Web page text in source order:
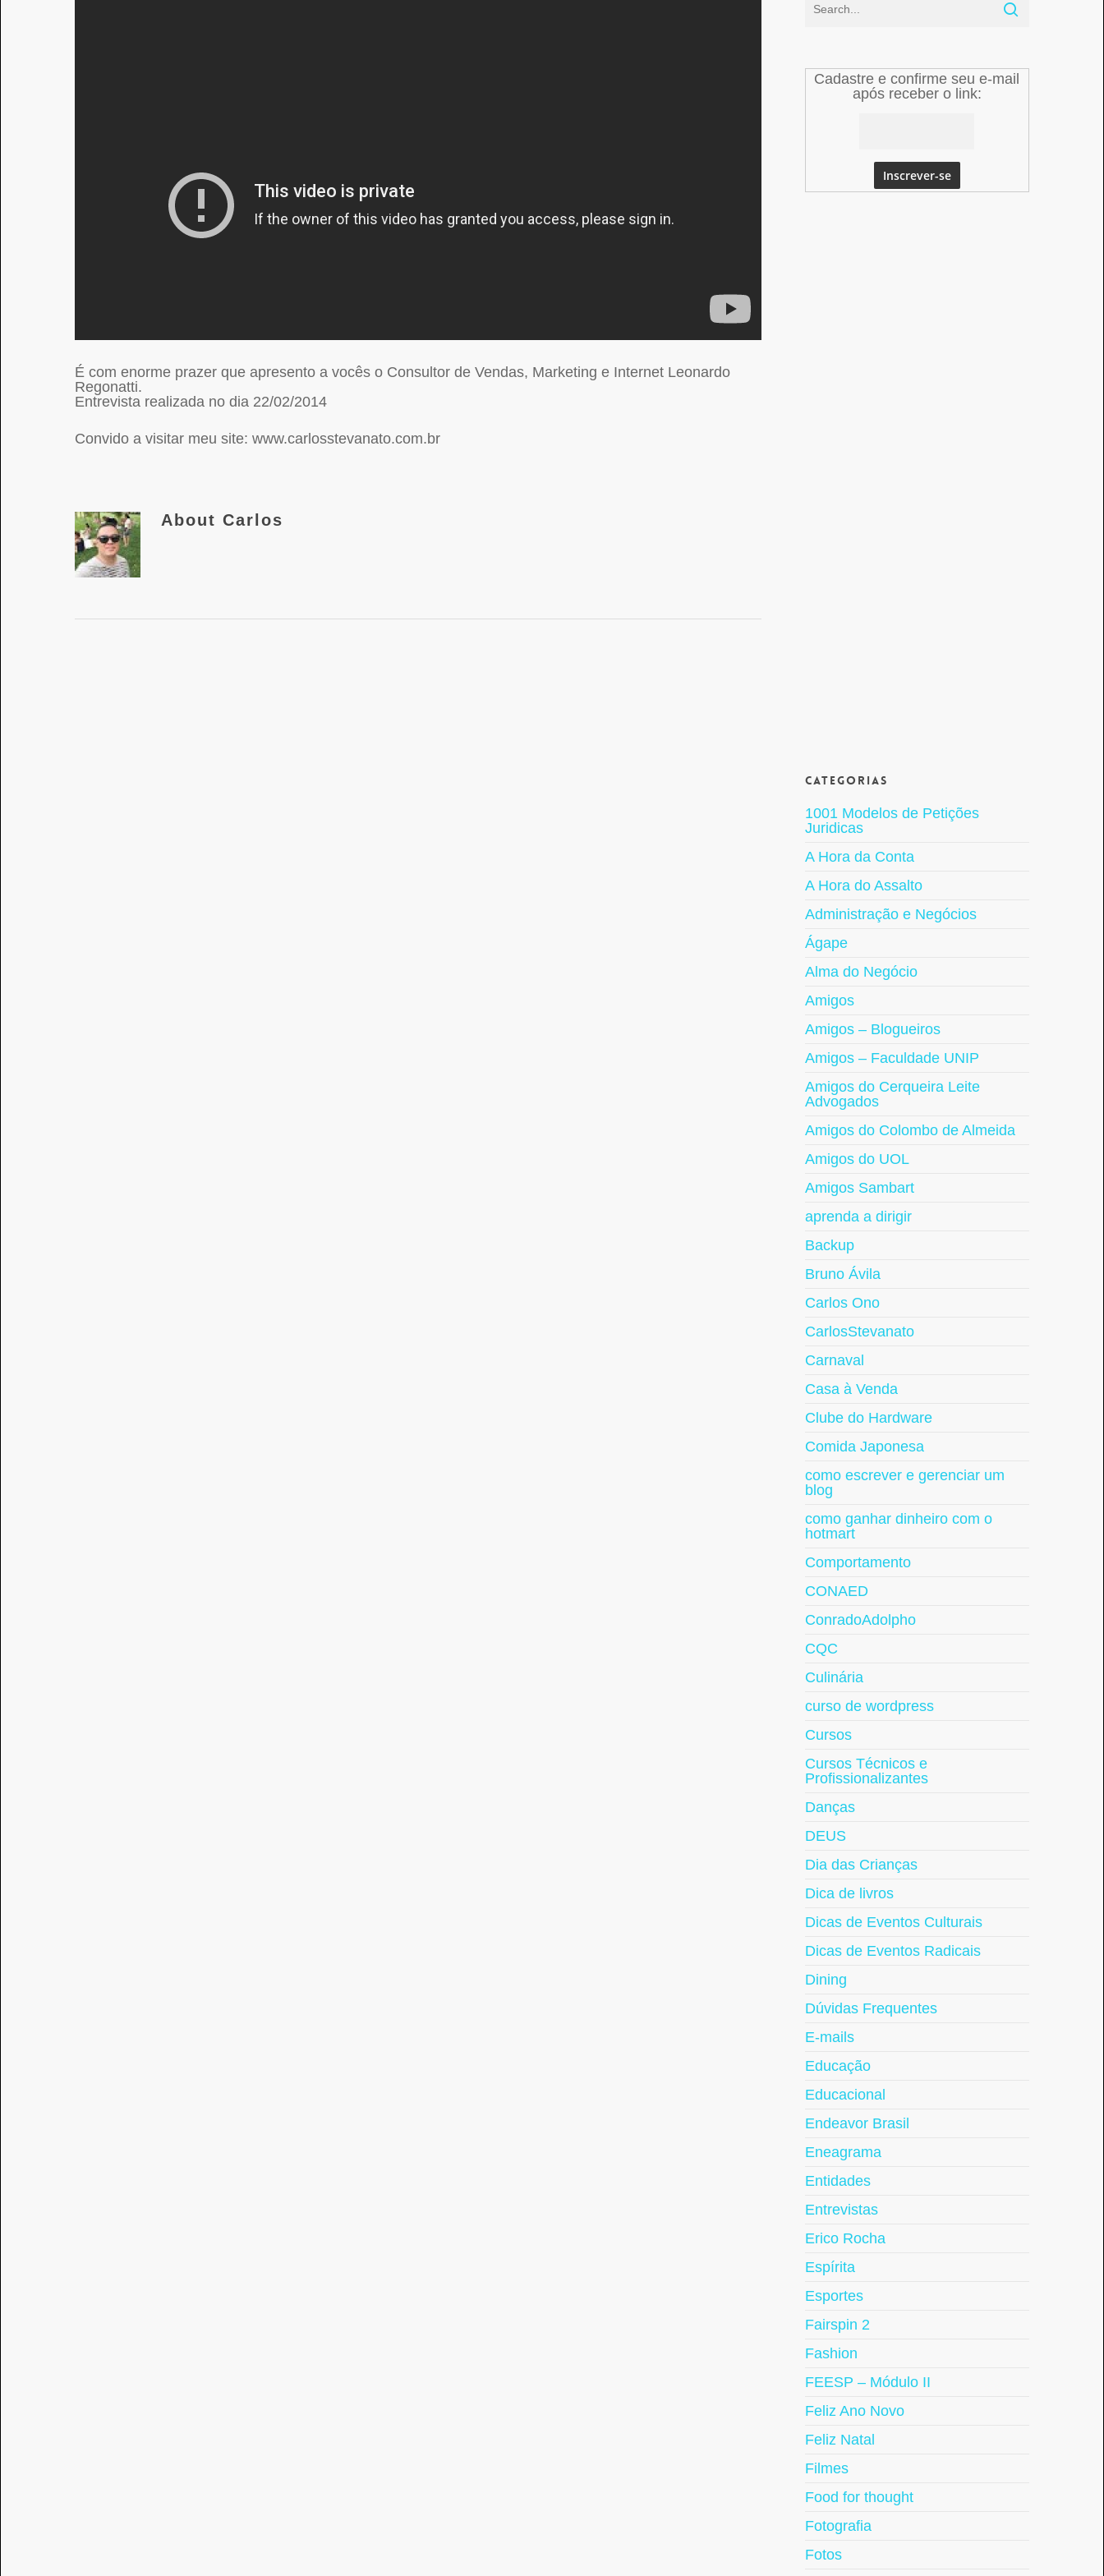
É com enorme prazer que apresento a vocês o Consultor de Vendas, Marketing e Internet Leonardo
Regonatti.
Entrevista realizada no dia 22/02/2014
Convido a visitar meu site: www.carlosstevanato.com.br
About Carlos
Cadastre e confirme seu e-mail
após receber o link:
Categorias
1001 Modelos de Petições
Juridicas
A Hora da Conta
A Hora do Assalto
Administração e Negócios
Ágape
Alma do Negócio
Amigos
Amigos – Blogueiros
Amigos – Faculdade UNIP
Amigos do Cerqueira Leite
Advogados
Amigos do Colombo de Almeida
Amigos do UOL
Amigos Sambart
aprenda a dirigir
Backup
Bruno Ávila
Carlos Ono
CarlosStevanato
Carnaval
Casa à Venda
Clube do Hardware
Comida Japonesa
como escrever e gerenciar um
blog
como ganhar dinheiro com o
hotmart
Comportamento
CONAED
ConradoAdolpho
CQC
Culinária
curso de wordpress
Cursos
Cursos Técnicos e
Profissionalizantes
Danças
DEUS
Dia das Crianças
Dica de livros
Dicas de Eventos Culturais
Dicas de Eventos Radicais
Dining
Dúvidas Frequentes
E-mails
Educação
Educacional
Endeavor Brasil
Eneagrama
Entidades
Entrevistas
Erico Rocha
Espírita
Esportes
Fairspin 2
Fashion
FEESP – Módulo II
Feliz Ano Novo
Feliz Natal
Filmes
Food for thought
Fotografia
Fotos